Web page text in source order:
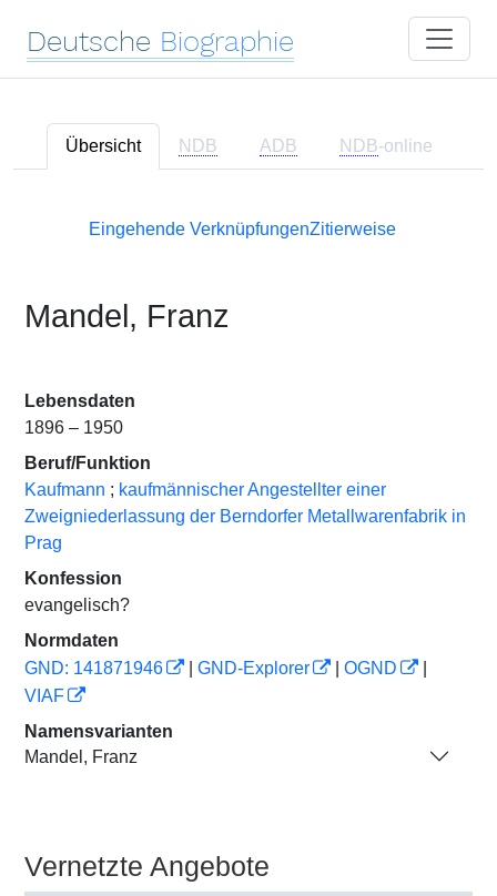
Deutsche Biographie
Übersicht NDB ADB NDB-online
Eingehende VerknüpfungenZitierweise
Mandel, Franz
Lebensdaten
1896 – 1950
Beruf/Funktion
Kaufmann ; kaufmännischer Angestellter einer
Zweigniederlassung der Berndorfer Metallwarenfabrik in
Prag
Konfession
evangelisch?
Normdaten
GND: 141871946
GND-Explorer OGND
VIAF
Namensvarianten
Mandel, Franz
Vernetzte Angebote